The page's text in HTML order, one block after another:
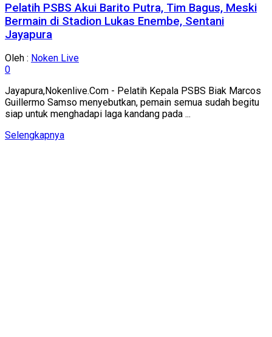
Pelatih PSBS Akui Barito Putra, Tim Bagus, Meski
Bermain di Stadion Lukas Enembe, Sentani
Jayapura
Oleh : Noken Live
0
Jayapura,Nokenlive.Com - Pelatih Kepala PSBS Biak Marcos
Guillermo Samso menyebutkan, pemain semua sudah begitu
siap untuk menghadapi laga kandang pada ...
SelengkapnyaDetails